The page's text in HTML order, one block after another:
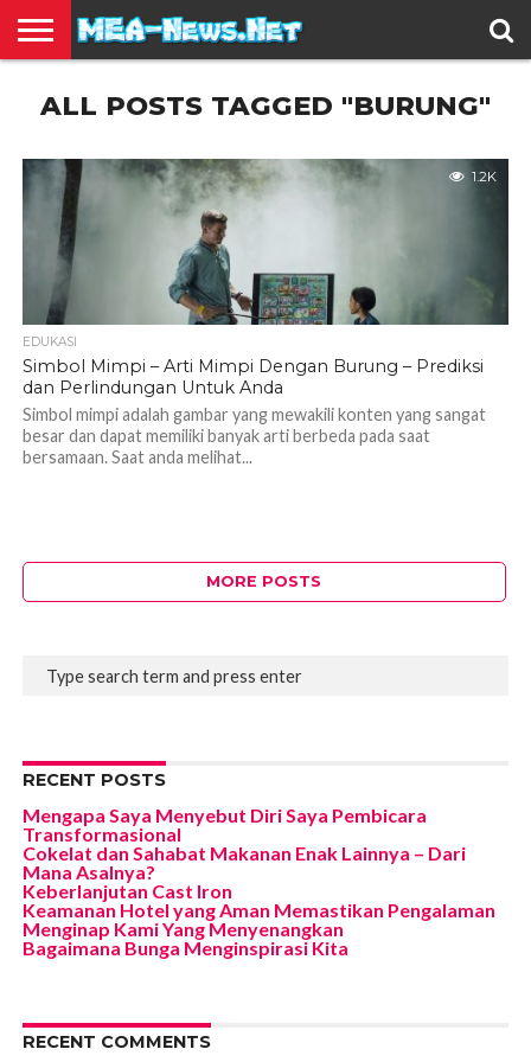
TERBARU
EDUKASI
HIBURAN
INSPIRASI
KESEHATAN
KULINER
OLAH
RAGA
OTOMOTIF
TRAVEL
JUAL
BELI
ALL POSTS TAGGED "BURUNG"
1.2K
EDUKASI
Simbol Mimpi – Arti Mimpi Dengan Burung – Prediksi
dan Perlindungan Untuk Anda
Simbol mimpi adalah gambar yang mewakili konten yang sangat
besar dan dapat memiliki banyak arti berbeda pada saat
bersamaan. Saat anda melihat...
MORE POSTS
RECENT POSTS
Mengapa Saya Menyebut Diri Saya Pembicara
Transformasional
Cokelat dan Sahabat Makanan Enak Lainnya – Dari
Mana Asalnya?
Keberlanjutan Cast Iron
Keamanan Hotel yang Aman Memastikan Pengalaman
Menginap Kami Yang Menyenangkan
Bagaimana Bunga Menginspirasi Kita
RECENT COMMENTS